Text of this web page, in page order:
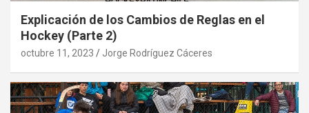
Explicación de los Cambios de Reglas en el
Hockey (Parte 2)
octubre 11, 2023 Jorge Rodríguez Cáceres